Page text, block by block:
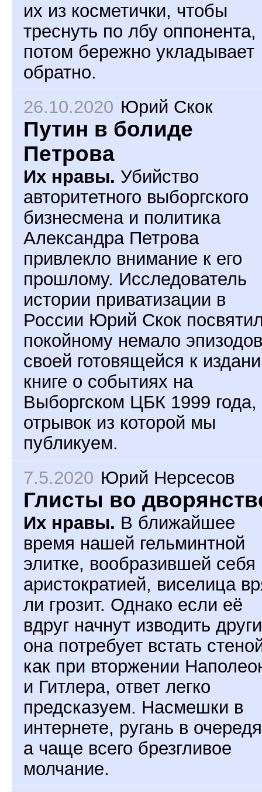
их из косметички, чтобы
треснуть по лбу оппонента,
потом бережно укладывает
обратно.
26.10.2020 Юрий Скок
Путин в болиде
Петрова
Их нравы. Убийство
авторитетного выборгского
бизнесмена и политика
Александра Петрова
привлекло внимание к его
прошлому. Исследователь
истории приватизации в
России Юрий Скок
покойному немало
своей готовящейся к
книге о событиях на
Выборгском ЦБК 1999 года,
отрывок из которой мы
публикуем.
7.5.2020 Юрий Нерсесов
Глисты во
Их нравы. В ближайшее
время нашей гельминтной
элитке, вообразившей себя
аристократией, виселица
ли грозит. Однако если её
вдруг начнут изводить
она потребует встать
как при вторжении
и Гитлера, ответ легко
предсказуем. Насмешки в
интернете, ругань в
а чаще всего брезгливое
молчание.